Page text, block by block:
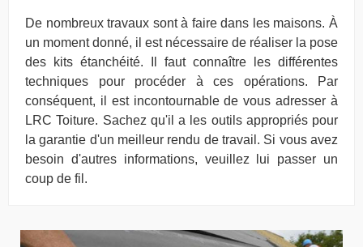
De nombreux travaux sont à faire dans les maisons. À
un moment donné, il est nécessaire de réaliser la pose
des kits étanchéité. Il faut connaître les différentes
techniques pour procéder à ces opérations. Par
conséquent, il est incontournable de vous adresser à
LRC Toiture. Sachez qu'il a les outils appropriés pour
la garantie d'un meilleur rendu de travail. Si vous avez
besoin d'autres informations, veuillez lui passer un
coup de fil.